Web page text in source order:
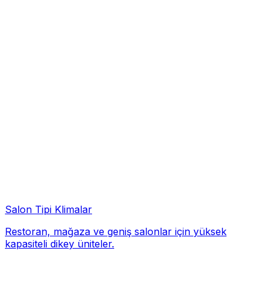
Salon Tipi Klimalar
Restoran, mağaza ve geniş salonlar için yüksek
kapasiteli dikey üniteler.